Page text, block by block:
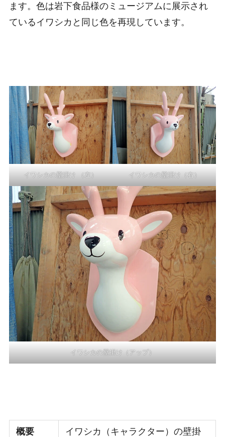
ます。色は岩下食品様のミュージアムに展示され
ているイワシカと同じ色を再現しています。
イワシカの壁掛け （左） イワシカの壁掛け（右）
イワシカの壁掛け（アップ）
概要
イワシカ（キャラクター）の壁掛